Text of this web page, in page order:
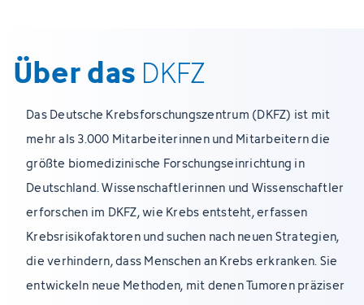
Über das DKFZ
Das Deutsche Krebsforschungszentrum (DKFZ) ist mit
mehr als 3.000 Mitarbeiterinnen und Mitarbeitern die
größte biomedizinische Forschungseinrichtung in
Deutschland. Wissenschaftlerinnen und Wissenschaftler
erforschen im DKFZ, wie Krebs entsteht, erfassen
Krebsrisikofaktoren und suchen nach neuen Strategien,
die verhindern, dass Menschen an Krebs erkranken. Sie
entwickeln neue Methoden, mit denen Tumoren präziser